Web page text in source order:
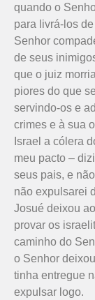
quando o
para livrá-los
Senhor
de seus
que o juiz
piores do que
servindo-os e
crimes e à sua
Israel a cólera
meu pacto –
seus pais, e
não expulsarei
Josué deixou
provar os
caminho do
o Senhor
tinha entregue
expulsar logo.